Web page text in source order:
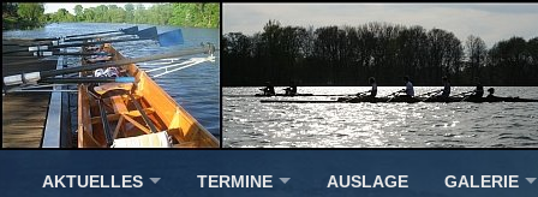
AKTUELLES TERMINE AUSLAGE GALERIE